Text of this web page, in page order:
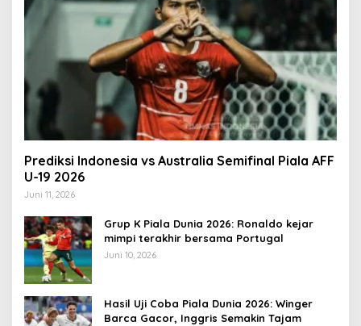
Prediksi Indonesia vs Australia Semifinal Piala AFF
U-19 2026
Juni 11, 2026
Grup K Piala Dunia 2026: Ronaldo kejar
mimpi terakhir bersama Portugal
Juni 10, 2026
Hasil Uji Coba Piala Dunia 2026: Winger
Barca Gacor, Inggris Semakin Tajam